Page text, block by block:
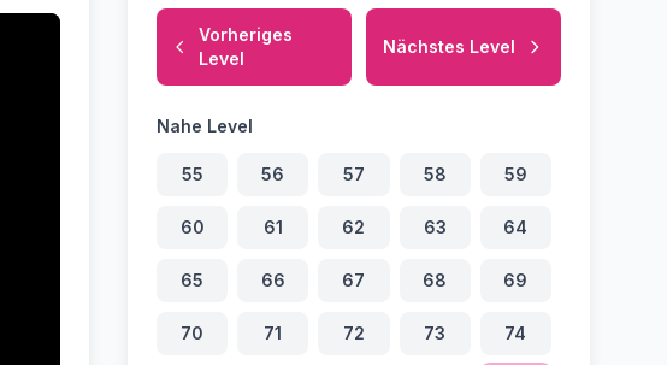
Vorheriges
Level
Nächstes Level
Nahe Level
55 56 57 58 59
60 61 62 63 64
65 66 67 68 69
70 71 72 73 74